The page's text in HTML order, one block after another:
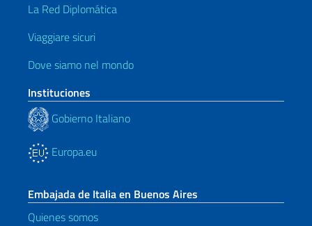
La Red Diplomática
Viaggiare sicuri
Dove siamo nel mondo
Instituciones
Gobierno Italiano
Europa.eu
Embajada de Italia en Buenos Aires
Quienes somos